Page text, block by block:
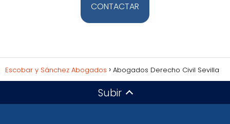
CONTACTAR
Escobar y Sánchez Abogados Abogados Derecho Civil Sevilla
Subir